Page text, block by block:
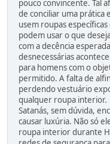
pouco convincente. Tal
de conciliar uma prática
usem roupas
podem usar o que
com a decência
desnecessárias
para homens com o
permitido. A falta de
perdendo vestuário
qualquer roupa interior.
Satanás, sem dúvida,
causar luxúria. Não só
roupa interior durante